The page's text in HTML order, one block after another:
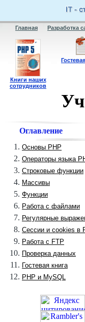
Главная Разработка
Книги наших
сотрудников
Оглавление
Основы PHP
Операторы языка
Строковые функции
Массивы
Функции
Работа с файлами
Регулярные
Сессии и cookies в
Работа с FTP
Проверка данных
Гостевая книга
PHP и MySQL